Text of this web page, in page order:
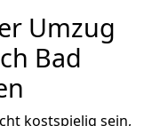
Umzug
Bad
kostspielig sein,